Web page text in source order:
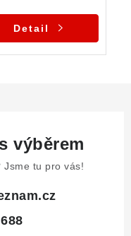
Detail
výběrem
Jsme tu pro vás!